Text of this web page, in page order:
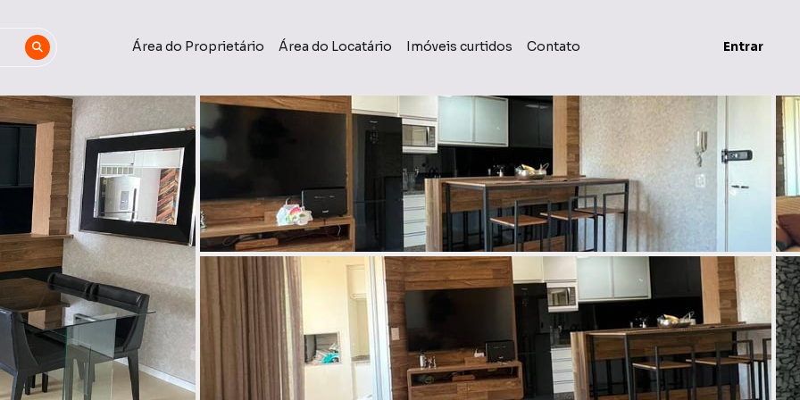
Área do Proprietário Área do Locatário Imóveis curtidos Contato Entrar